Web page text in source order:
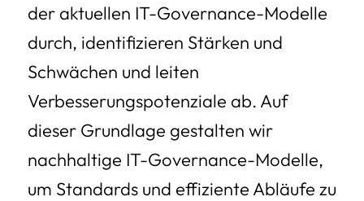
der aktuellen IT-Governance-Modelle
durch, identifizieren Stärken und
Schwächen und leiten
Verbesserungspotenziale ab. Auf
dieser Grundlage gestalten wir
nachhaltige IT-Governance-Modelle,
um Standards und effiziente Abläufe zu